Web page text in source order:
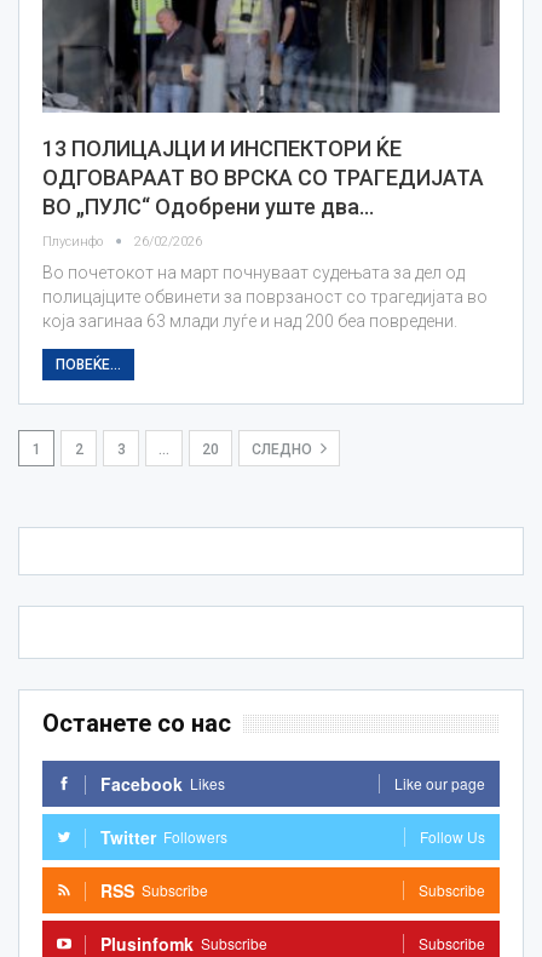
13 ПОЛИЦАЈЦИ И ИНСПЕКТОРИ ЌЕ
ОДГОВАРААТ ВО ВРСКА СО ТРАГЕДИЈАТА
ВО „ПУЛС“ Одобрени уште два…
Плусинфо 26/02/2026
Во почетокот на март почнуваат судењата за дел од
полицајците обвинети за поврзаност со трагедијата во
која загинаа 63 млади луѓе и над 200 беа повредени.
ПОВЕЌЕ...
1 2 3 20 СЛЕДНО
Останете со нас
Facebook Likes Like our page
Twitter Followers Follow Us
RSS Subscribe Subscribe
Plusinfomk Subscribe Subscribe